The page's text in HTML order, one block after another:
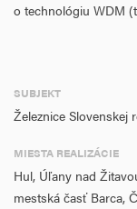
o technológiu WDM
optickej
Zvolen – Plešivec –
interných
užívateľov“ a
telekomunikačnú
SUBJEKT
Železnice Slovenskej
MIESTA REALIZÁCIE
Hul, Úľany nad
mestská časť Barca,